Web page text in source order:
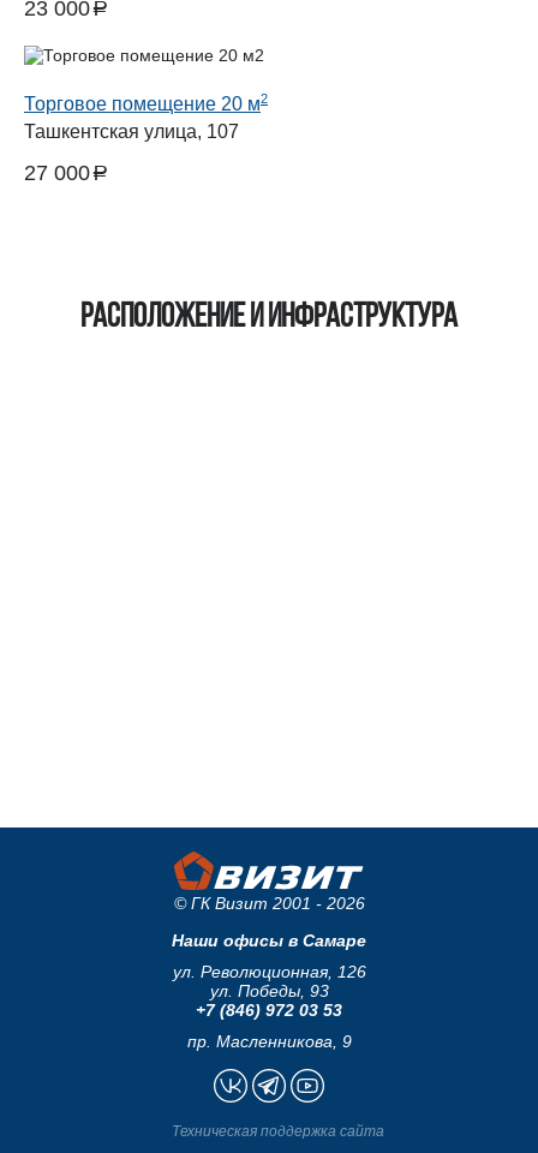
23 000a
Торговое помещение 20 м2
Ташкентская улица, 107
27 000a
Расположение и инфраструктура
© ГК Визит 2001 - 2026
Наши офисы в Самаре
ул. Революционная, 126
ул. Победы, 93
+7 (846) 972 03 53
пр. Масленникова, 9
Техническая поддержка сайта